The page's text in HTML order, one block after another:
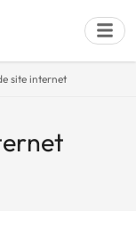
site internet